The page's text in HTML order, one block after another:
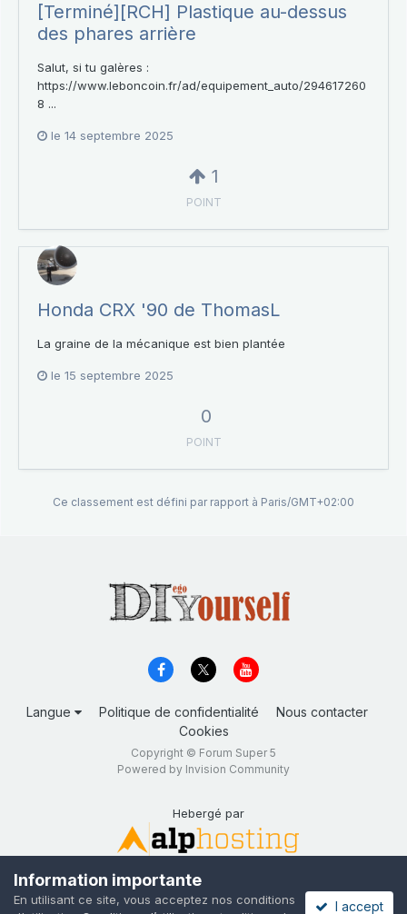
[Terminé][RCH] Plastique au-dessus
des phares arrière
Salut, si tu galères :
https://www.leboncoin.fr/ad/equipement_auto/294617260
8 ...
le 14 septembre 2025
1
POINT
Honda CRX '90 de ThomasL
La graine de la mécanique est bien plantée
le 15 septembre 2025
0
POINT
Ce classement est défini par rapport à Paris/GMT+02:00
Langue Politique de confidentialité
Nous contacter
Cookies
Copyright © Forum Super 5
Powered by Invision Community
Hebergé par
Information importante
En utilisant ce site, vous acceptez nos conditions
I accept